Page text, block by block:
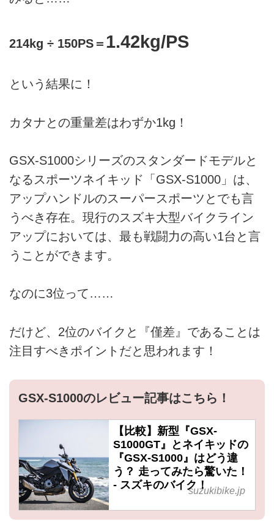
214kg ÷ 150PS＝ 1.42kg/PS
という結果に！
カタナとの重量差はわずか1kg！
GSX-S1000シリーズのスタンダードモデルと
なるスポーツネイキッド「GSX-S1000」は、
アップハンドルのスーパースポーツとでも言
うべき存在。現行のスズキ大型バイクライン
アップにおいては、最も戦闘力の高い1台と言
うことができます。
なのに3位って……
だけど、2位のバイクと『僅差』であることは
注目すべきポイントだと思われます！
GSX-S1000のレビュー記事はこちら！
【比較】新型『GSX-
S1000GT』とネイキッドの
『GSX-S1000』はどう違
う？ 走ってみたら驚いた！
- スズキのバイク！suzukibike.jp